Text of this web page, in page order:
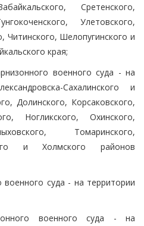
Сретенского,
Улетовского,
Читинского, Шелопугинского и
края;
военного суда - на
Сахалинского и
Долинского, Корсаковского,
Ногликского, Охинского,
Томаринского,
и Холмского районов
военного суда - на территории
военного суда - на